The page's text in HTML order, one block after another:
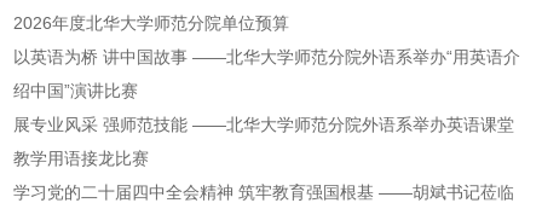
学
招
学
2026年度北华大学师范分院单位预算
以英语为桥 讲中国故事 ——北华大学师范分院外语系举办“用英语介
绍中国”演讲比赛
展专业风采 强师范技能 ——北华大学师范分院外语系举办英语课堂
教学用语接龙比赛
学习党的二十届四中全会精神 筑牢教育强国根基 ——胡斌书记莅临